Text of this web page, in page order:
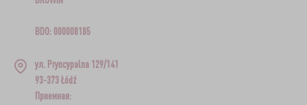
BDO: 000008185
ул. Pryncypalna 129/141
93-373 Łódź
Приемная: